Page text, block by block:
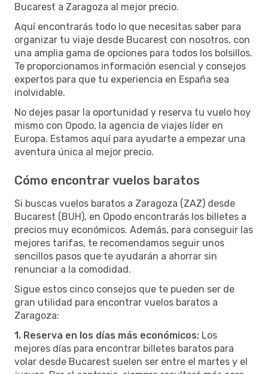
Bucarest a Zaragoza al mejor precio.
Aquí encontrarás todo lo que necesitas saber para
organizar tu viaje desde Bucarest con nosotros, con
una amplia gama de opciones para todos los bolsillos.
Te proporcionamos información esencial y consejos
expertos para que tu experiencia en España sea
inolvidable.
No dejes pasar la oportunidad y reserva tu vuelo hoy
mismo con Opodo, la agencia de viajes líder en
Europa. Estamos aquí para ayudarte a empezar una
aventura única al mejor precio.
Cómo encontrar vuelos baratos
Si buscas vuelos baratos a Zaragoza (ZAZ) desde
Bucarest (BUH), en Opodo encontrarás los billetes a
precios muy económicos. Además, para conseguir las
mejores tarifas, te recomendamos seguir unos
sencillos pasos que te ayudarán a ahorrar sin
renunciar a la comodidad.
Sigue estos cinco consejos que te pueden ser de
gran utilidad para encontrar vuelos baratos a
Zaragoza:
1. Reserva en los días más económicos: Los
mejores días para encontrar billetes baratos para
volar desde Bucarest suelen ser entre el martes y el